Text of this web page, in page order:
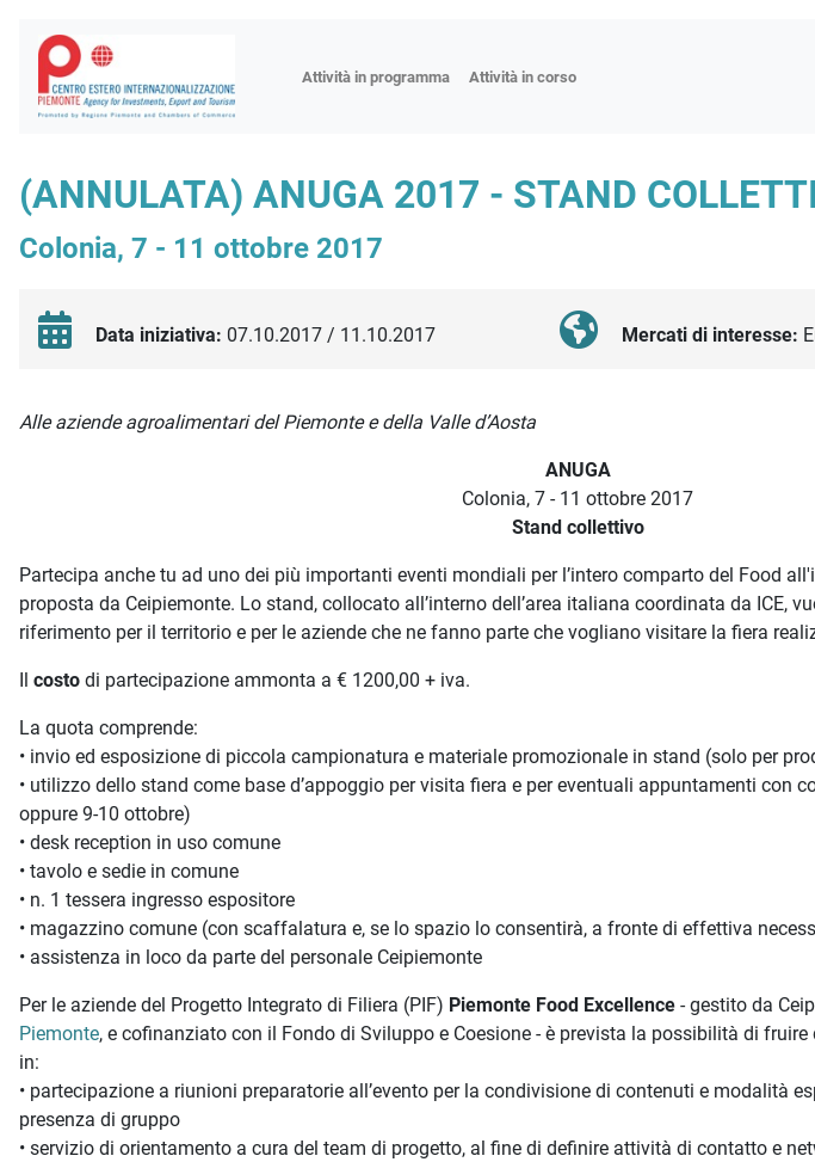
Attività in programma Attività in corso
Fiere
Workshop
Focus settoriali
(ANNULATA) ANUGA 2017 - STAND
Colonia, 7 - 11 ottobre 2017
Data iniziativa: 07.10.2017 / 11.10.2017 Mercati di interesse:
Descrizione iniziativa
Alle aziende agroalimentari del Piemonte e della Valle d’Aosta
ANUGA
Colonia, 7 - 11 ottobre 2017
Stand collettivo
Partecipa anche tu ad uno dei più importanti eventi mondiali per l’intero comparto del Food
proposta da Ceipiemonte. Lo stand, collocato all’interno dell’area italiana coordinata da ICE,
riferimento per il territorio e per le aziende che ne fanno parte che vogliano visitare la fiera
Il costo di partecipazione ammonta a € 1200,00 + iva.
La quota comprende:
• invio ed esposizione di piccola campionatura e materiale promozionale in stand (solo per
• utilizzo dello stand come base d’appoggio per visita fiera e per eventuali appuntamenti con
oppure 9-10 ottobre)
• desk reception in uso comune
• tavolo e sedie in comune
• n. 1 tessera ingresso espositore
• magazzino comune (con scaffalatura e, se lo spazio lo consentirà, a fronte di effettiva
• assistenza in loco da parte del personale Ceipiemonte
Per le aziende del Progetto Integrato di Filiera (PIF) Piemonte Food Excellence - gestito da
Piemonte, e cofinanziato con il Fondo di Sviluppo e Coesione - è prevista la possibilità di
in:
• partecipazione a riunioni preparatorie all’evento per la condivisione di contenuti e modalità
presenza di gruppo
• servizio di orientamento a cura del team di progetto, al fine di definire attività di contatto e